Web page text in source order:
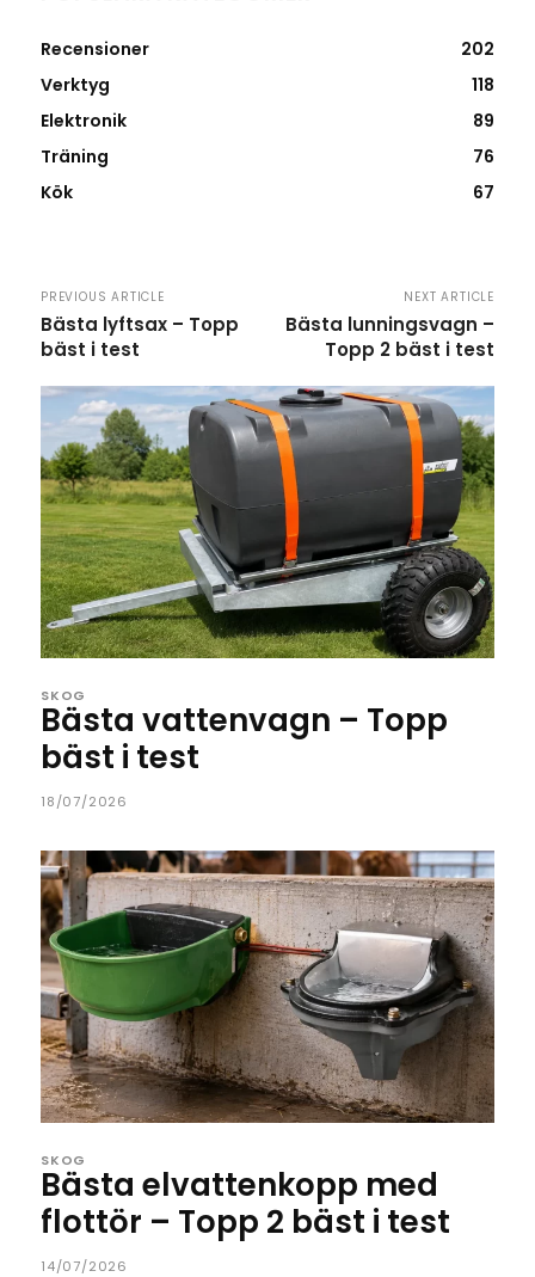
Recensioner
202
Verktyg
118
Elektronik
89
Träning
76
Kök
67
PREVIOUS ARTICLE
Bästa lyftsax – Topp
bäst i test
NEXT ARTICLE
Bästa lunningsvagn –
Topp 2 bäst i test
SKOG
Bästa vattenvagn – Topp
bäst i test
18/07/2026
SKOG
Bästa elvattenkopp med
flottör – Topp 2 bäst i test
14/07/2026